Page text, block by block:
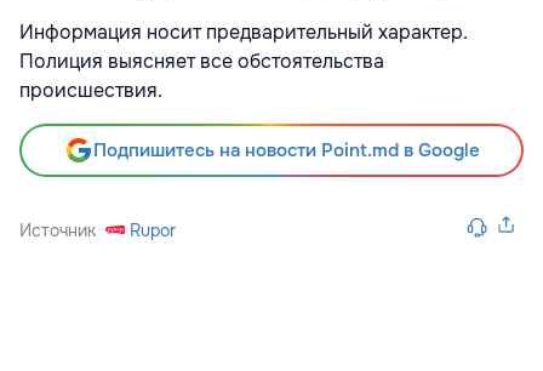
Информация носит предварительный характер.
Полиция выясняет все обстоятельства
происшествия.
Подпишитесь на новости Point.md в Google
Источник Rupor